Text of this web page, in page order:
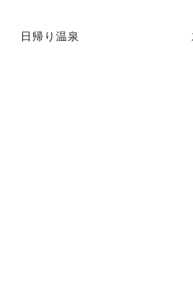
日帰り温泉